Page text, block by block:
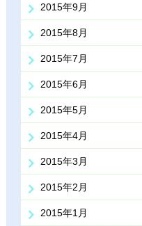
2015年9月
2015年8月
2015年7月
2015年6月
2015年5月
2015年4月
2015年3月
2015年2月
2015年1月